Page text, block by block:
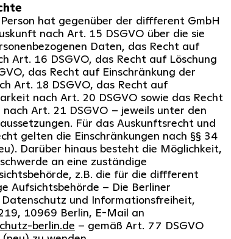
hat gegenüber der diffferent GmbH
nach Art. 15 DSGVO über die sie
Daten, das Recht auf
Art. 16 DSGVO, das Recht auf Löschung
das Recht auf Einschränkung der
Art. 18 DSGVO, das Recht auf
nach Art. 20 DSGVO sowie das Recht
Art. 21 DSGVO – jeweils unter den
Für das Auskunftsrecht und
gelten die Einschränkungen nach §§ 34
Darüber hinaus besteht die Möglichkeit,
an eine zuständige
z.B. die für die diffferent
Aufsichtsbehörde – Die Berliner
und Informationsfreiheit,
10969 Berlin, E-Mail an
berlin.de – gemäß Art. 77 DSGVO